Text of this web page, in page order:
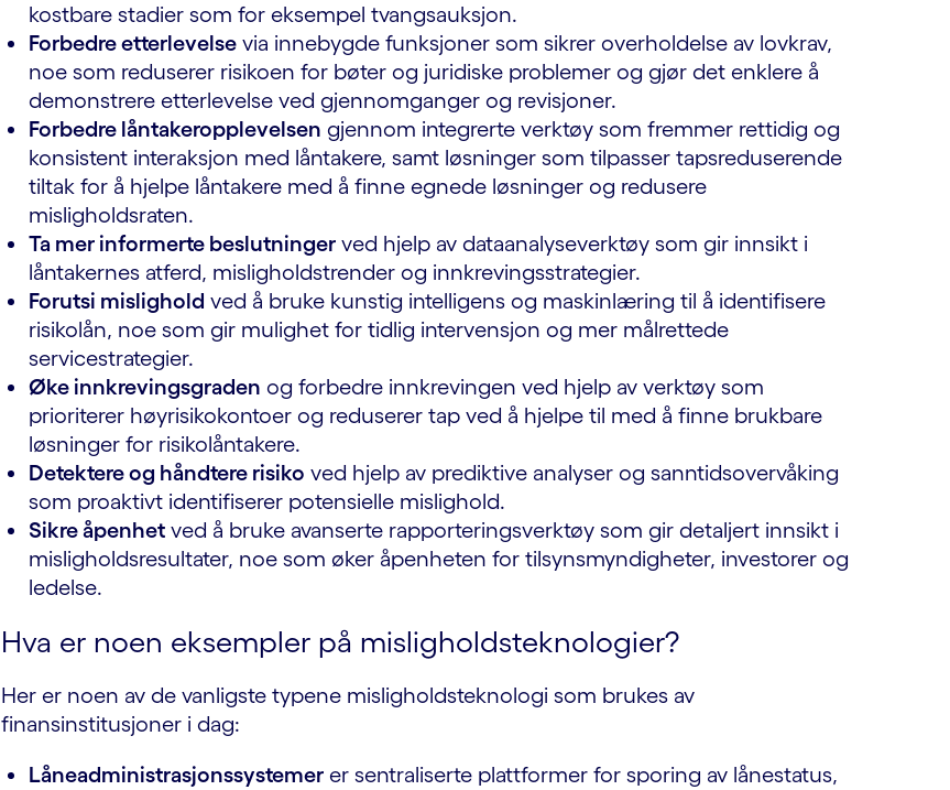
kostbare stadier som for eksempel tvangsauksjon.
Forbedre etterlevelse via innebygde funksjoner som sikrer overholdelse av lovkrav,
noe som reduserer risikoen for bøter og juridiske problemer og gjør det enklere å
demonstrere etterlevelse ved gjennomganger og revisjoner.
Forbedre låntakeropplevelsen gjennom integrerte verktøy som fremmer rettidig og
konsistent interaksjon med låntakere, samt løsninger som tilpasser tapsreduserende
tiltak for å hjelpe låntakere med å finne egnede løsninger og redusere
misligholdsraten.
Ta mer informerte beslutninger ved hjelp av dataanalyseverktøy som gir innsikt i
låntakernes atferd, misligholdstrender og innkrevingsstrategier.
Forutsi mislighold ved å bruke kunstig intelligens og maskinlæring til å identifisere
risikolån, noe som gir mulighet for tidlig intervensjon og mer målrettede
servicestrategier.
Øke innkrevingsgraden og forbedre innkrevingen ved hjelp av verktøy som
prioriterer høyrisikokontoer og reduserer tap ved å hjelpe til med å finne brukbare
løsninger for risikolåntakere.
Detektere og håndtere risiko ved hjelp av prediktive analyser og sanntidsovervåking
som proaktivt identifiserer potensielle mislighold.
Sikre åpenhet ved å bruke avanserte rapporteringsverktøy som gir detaljert innsikt i
misligholdsresultater, noe som øker åpenheten for tilsynsmyndigheter, investorer og
ledelse.
Hva er noen eksempler på misligholdsteknologier?
Her er noen av de vanligste typene misligholdsteknologi som brukes av
finansinstitusjoner i dag:
Låneadministrasjonssystemer er sentraliserte plattformer for sporing av lånestatus,